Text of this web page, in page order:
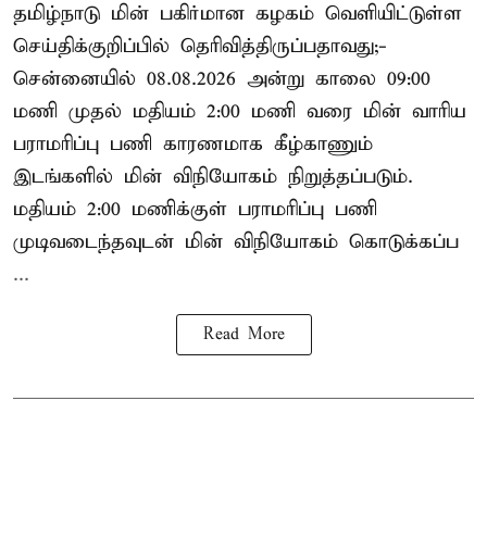
தமிழ்நாடு மின் பகிர்மான கழகம் வெளியிட்டுள்ள
செய்திக்குறிப்பில் தெரிவித்திருப்பதாவது;-
சென்னையில் 08.08.2026 அன்று காலை 09:00
மணி முதல் மதியம் 2:00 மணி வரை மின் வாரிய
பராமரிப்பு பணி காரணமாக கீழ்காணும்
இடங்களில் மின் விநியோகம் நிறுத்தப்படும்.
மதியம் 2:00 மணிக்குள் பராமரிப்பு பணி
முடிவடைந்தவுடன் மின் விநியோகம் கொடுக்கப்ப
...
Read More